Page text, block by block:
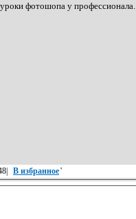
фотошопа у профессионала.
В избранное'